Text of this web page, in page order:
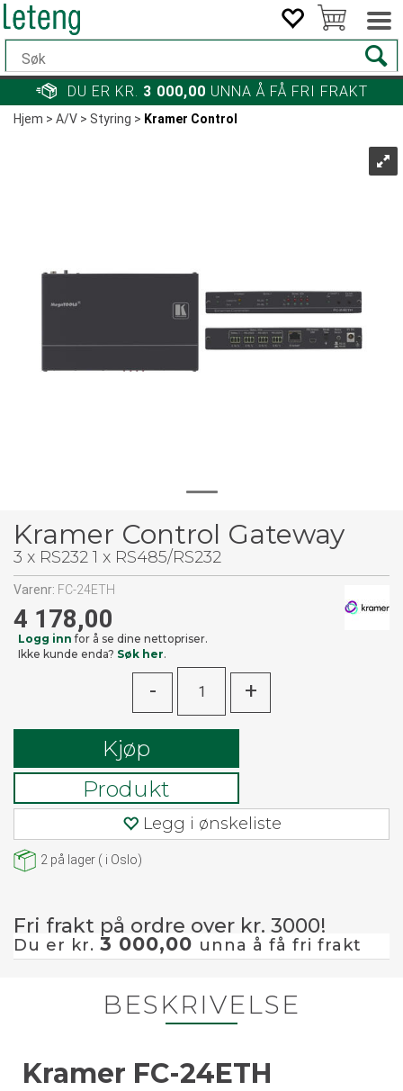
DU ER KR. 3 000,00 UNNA Å FÅ FRI FRAKT
Hjem>A/V>Styring> Kramer Control
Kramer Control Gateway
3 x RS232 1 x RS485/RS232
Varenr: FC-24ETH
4 178,00
Logg inn for å se dine nettopriser.
Ikke kunde enda? Søk her.
- +
Kjøp
Produkt
Legg i ønskeliste
2 på lager ( i Oslo)
Fri frakt på ordre over kr. 3000!
Du er kr. 3 000,00 unna å få fri frakt
BESKRIVELSE
Kramer FC-24ETH